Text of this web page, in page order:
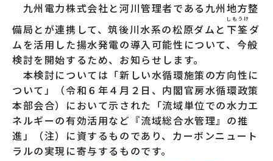
九州電力株式会社と河川管理者である九州地方整
備局とが連携して、筑後川水系の松原ダムと 下筌
しもうけ
ダ
ムを活用した揚水発電の導入可能性について、今般
検討を開始するため、お知らせします。
本検討については「新しい水循環施策の方向性に
ついて」（令和６年４月２日、内閣官房水循環政策
本部会合）において示された「流域単位での水力エ
ネルギーの有効活用など『流域総合水管理』の推
進」（注）に資するものであり、カーボンニュート
ラルの実現に寄与するものです。